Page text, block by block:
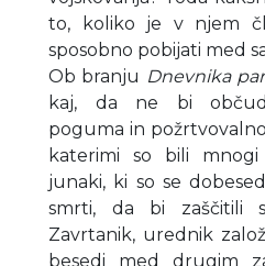
to, koliko je v njem
sposobno pobijati med
Ob branju Dnevnika
kaj, da ne bi
poguma in
katerimi so bili
junaki, ki so se
smrti, da bi zaščitili
Zavrtanik, urednik
besedi med drugim